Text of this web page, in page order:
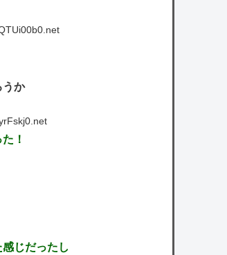
うか
！
じだったし